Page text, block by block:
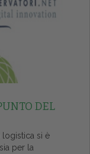
DEL
logistica si è
per la